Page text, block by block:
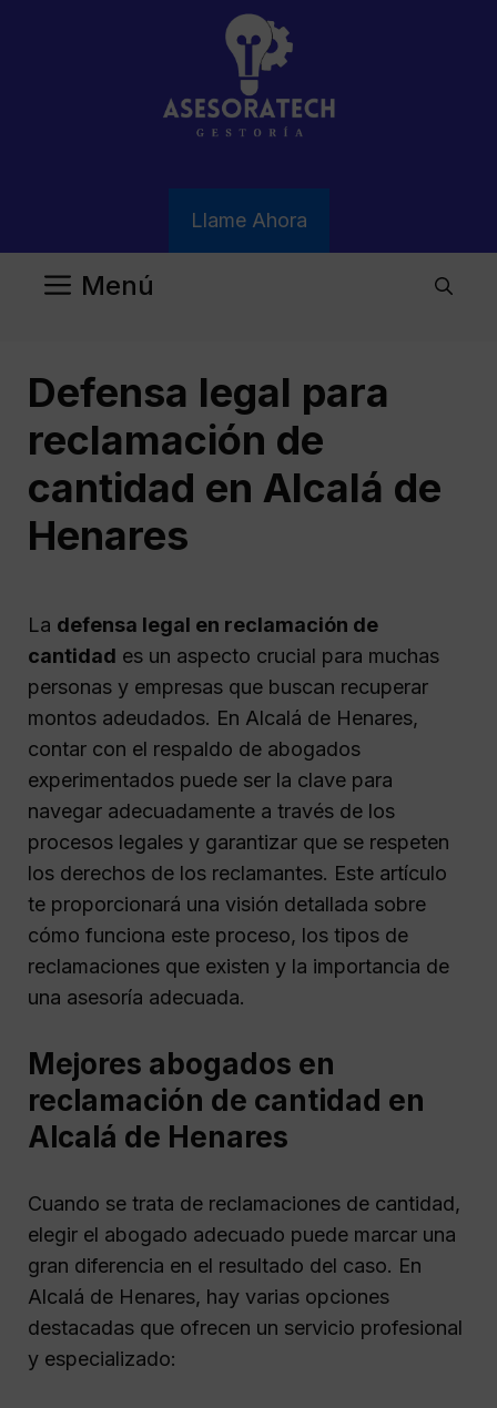
Llame Ahora
Menú
Defensa legal para
reclamación de
cantidad en Alcalá de
Henares
La defensa legal en reclamación de
cantidad es un aspecto crucial para muchas
personas y empresas que buscan recuperar
montos adeudados. En Alcalá de Henares,
contar con el respaldo de abogados
experimentados puede ser la clave para
navegar adecuadamente a través de los
procesos legales y garantizar que se respeten
los derechos de los reclamantes. Este artículo
te proporcionará una visión detallada sobre
cómo funciona este proceso, los tipos de
reclamaciones que existen y la importancia de
una asesoría adecuada.
Mejores abogados en
reclamación de cantidad en
Alcalá de Henares
Cuando se trata de reclamaciones de cantidad,
elegir el abogado adecuado puede marcar una
gran diferencia en el resultado del caso. En
Alcalá de Henares, hay varias opciones
destacadas que ofrecen un servicio profesional
y especializado: